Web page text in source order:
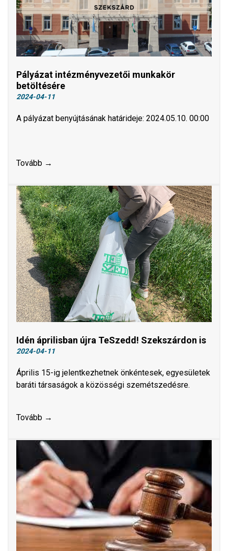
Pályázat intézményvezetői munkakör
betöltésére
2024-04-11
A pályázat benyújtásának határideje: 2024.05.10. 00:00
Tovább →
Idén áprilisban újra TeSzedd! Szekszárdon is
2024-04-11
Április 15-ig jelentkezhetnek önkéntesek, egyesületek
baráti társaságok a közösségi szemétszedésre.
Tovább →